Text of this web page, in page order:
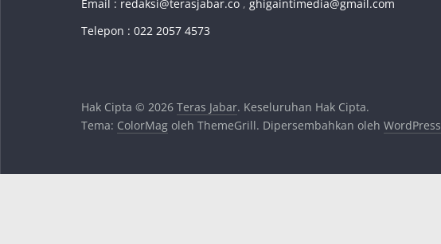
Email : redaksi@terasjabar.co , ghigaintimedia@gmail.com
Telepon : 022 2057 4573
Hak Cipta © 2026 Teras Jabar. Keseluruhan Hak Cipta.
Tema: ColorMag oleh ThemeGrill. Dipersembahkan oleh WordPress